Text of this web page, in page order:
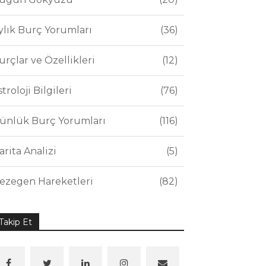
Burç Yorumları 36
ve Özellikleri 12
Bilgileri 76
Burç Yorumları 116
Analizi 5
Hareketleri 82
Et